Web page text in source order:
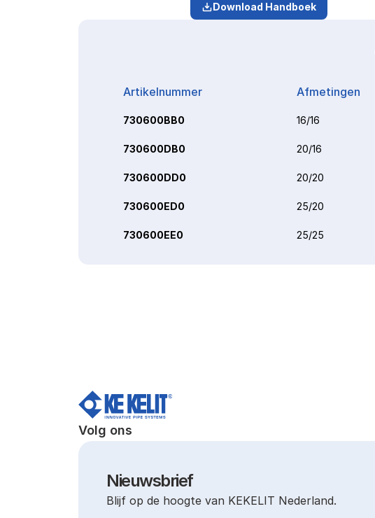
Download Handboek
Artikelnummer Afmetingen
730600BB0 16/16
730600DB0 20/16
730600DD0 20/20
730600ED0 25/20
730600EE0 25/25
Volg ons
Nieuwsbrief
Blijf op de hoogte van KEKELIT Nederland.